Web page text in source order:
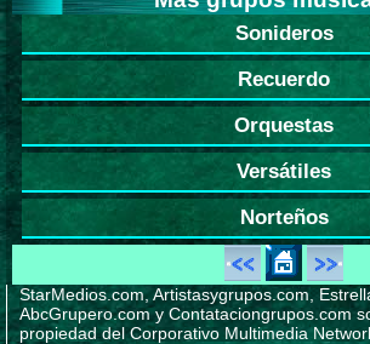
Sonideros
Recuerdo
Orquestas
Versátiles
Norteños
StarMedios.com, Artistasygrupos.com,
AbcGrupero.com y Contataciongrupos.com
propiedad del Corporativo Multimedia